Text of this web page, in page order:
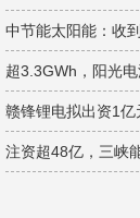
中节能太阳能：收
超3.3GWh，阳光
赣锋锂电拟出资1
注资超48亿，三峡